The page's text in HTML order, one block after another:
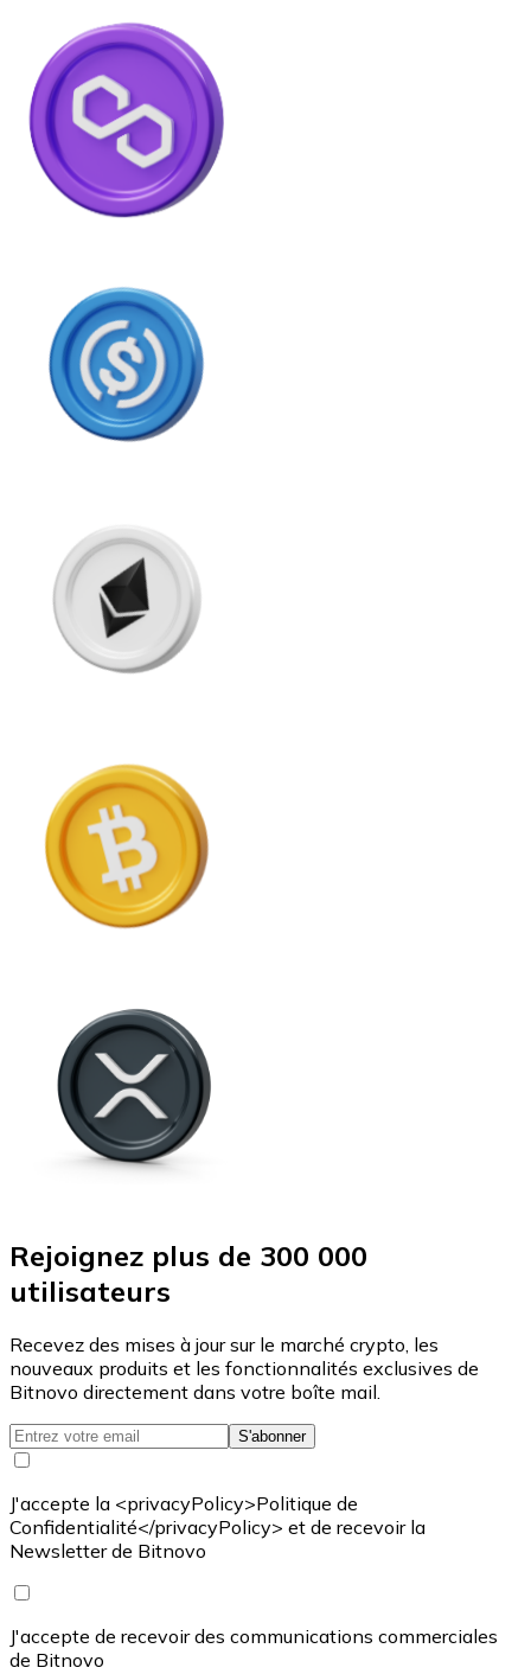
Rejoignez plus de 300 000
utilisateurs
Recevez des mises à jour sur le marché crypto, les
nouveaux produits et les fonctionnalités exclusives de
Bitnovo directement dans votre boîte mail.
S'abonner
J'accepte la <privacyPolicy>Politique de
Confidentialité</privacyPolicy> et de recevoir la
Newsletter de Bitnovo
J'accepte de recevoir des communications commerciales
de Bitnovo